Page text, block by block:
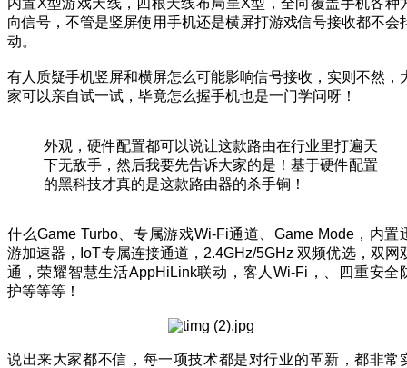
向信号，不管是竖屏使用手机还是横屏打游戏信号接收都不会
动。
有人质疑手机竖屏和横屏怎么可能影响信号接收，实则不然，
家可以亲自试一试，毕竟怎么握手机也是一门学问呀！
外观，硬件配置都可以说让这款路由在行业里打遍天
下无敌手，然后我要先告诉大家的是！基于硬件配置
的黑科技才真的是这款路由器的杀手锏！
什么Game Turbo、专属游戏Wi-Fi通道、Game Mode，内置
游加速器，IoT专属连接通道，2.4GHz/5GHz 双频优选，双网
通，荣耀智慧生活AppHiLink联动，客人Wi-Fi，、四重安全
护等等等！
说出来大家都不信，每一项技术都是对行业的革新，都非常